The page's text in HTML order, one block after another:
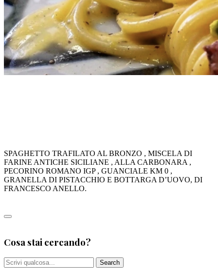
SPAGHETTO TRAFILATO AL BRONZO , MISCELA DI
FARINE ANTICHE SICILIANE , ALLA CARBONARA ,
PECORINO ROMANO IGP , GUANCIALE KM 0 ,
GRANELLA DI PISTACCHIO E BOTTARGA D’UOVO, DI
FRANCESCO ANELLO.
Cosa stai cercando?